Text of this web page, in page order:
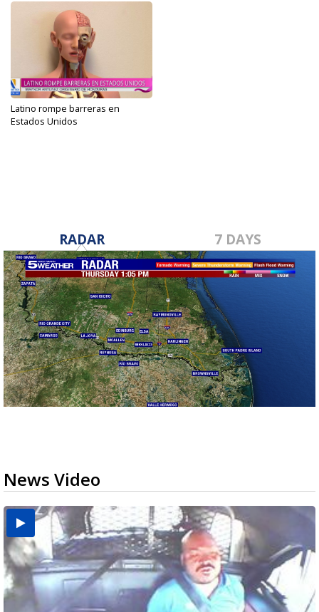
Latino rompe barreras en
Estados Unidos
RADAR 7 DAYS
News Video